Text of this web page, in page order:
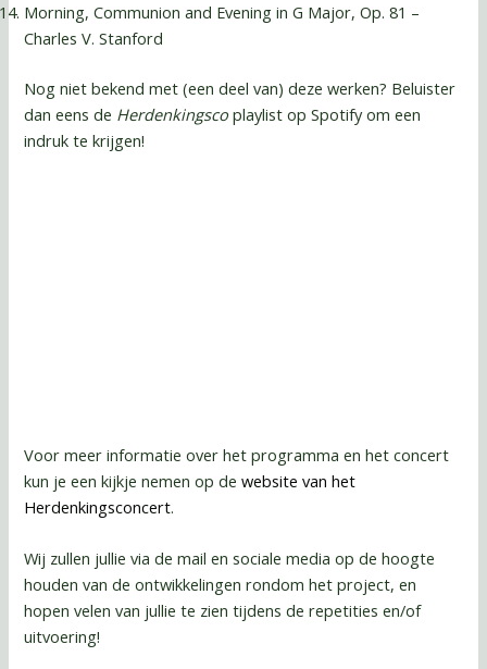
Morning, Communion and Evening in G Major, Op. 81 –
Charles V. Stanford
Nog niet bekend met (een deel van) deze werken? Beluister
dan eens de Herdenkingsco playlist op Spotify om een
indruk te krijgen!
Voor meer informatie over het programma en het concert
kun je een kijkje nemen op dewebsite van het
Herdenkingsconcert.
Wij zullen jullie via de mail en sociale media op de hoogte
houden van de ontwikkelingen rondom het project, en
hopen velen van jullie te zien tijdens de repetities en/of
uitvoering!